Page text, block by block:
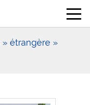
» étrangère »